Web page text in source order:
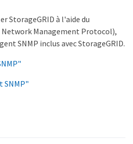
StorageGRID à l'aide du
Management Protocol),
SNMP inclus avec StorageGRID.
SNMP"